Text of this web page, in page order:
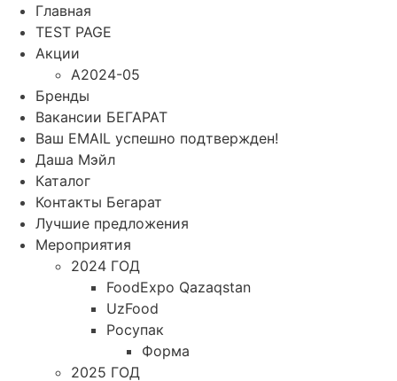
Главная
TEST PAGE
Акции
A2024-05
Бренды
Вакансии БЕГАРАТ
Ваш EMAIL успешно подтвержден!
Даша Мэйл
Каталог
Контакты Бегарат
Лучшие предложения
Мероприятия
2024 ГОД
FoodExpo Qazaqstan
UzFood
Росупак
Форма
2025 ГОД